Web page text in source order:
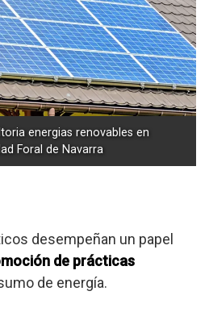
energias renovables en
Foral de Navarra
desempeñan un papel
de prácticas
de energía.